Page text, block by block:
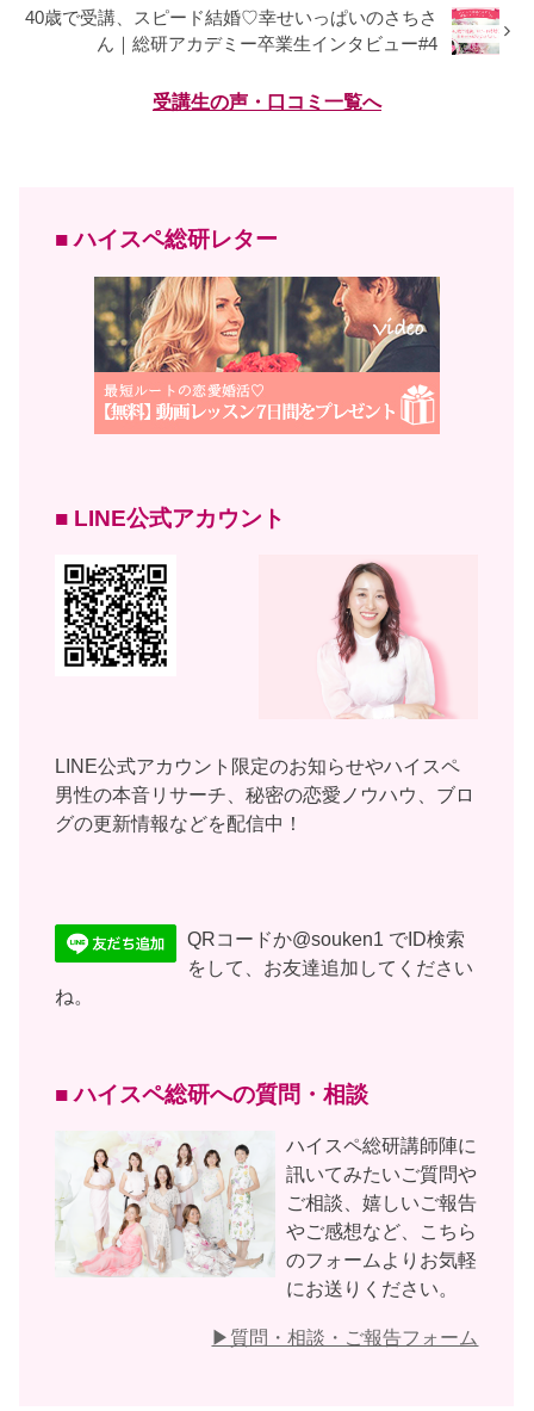
40歳で受講、スピード結婚♡幸せいっぱいのさちさ
ん｜総研アカデミー卒業生インタビュー#4
受講生の声・口コミ一覧へ
■ ハイスペ総研レター
■ LINE公式アカウント
LINE公式アカウント限定のお知らせやハイスペ
男性の本音リサーチ、秘密の恋愛ノウハウ、ブロ
グの更新情報などを配信中！
QRコードか@souken1 でID検索
をして、お友達追加してください
ね。
■ ハイスペ総研への質問・相談
ハイスペ総研講師陣に
訊いてみたいご質問や
ご相談、嬉しいご報告
やご感想など、こちら
のフォームよりお気軽
にお送りください。
▶︎質問・相談・ご報告フォーム